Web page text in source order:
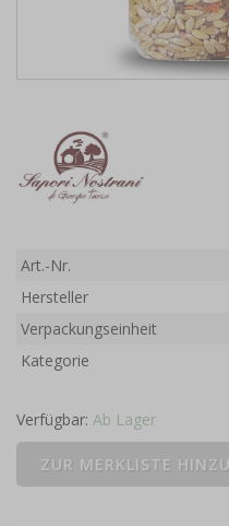
Art.-Nr.
Hersteller
Verpackungseinheit
Kategorie
Verfügbar: Ab Lager